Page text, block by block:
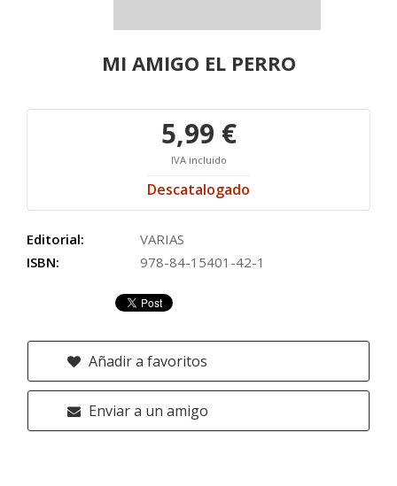
MI AMIGO EL PERRO
5,99 €
IVA incluido
Descatalogado
Editorial:
VARIAS
ISBN:
978-84-15401-42-1
Añadir a favoritos
Enviar a un amigo